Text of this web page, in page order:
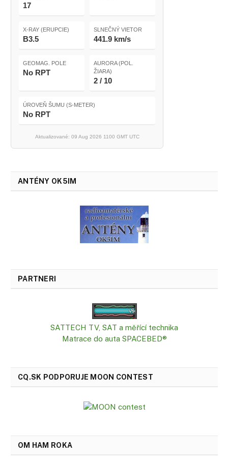
17
X-RAY (ERUPCIE)
B3.5
SLNEČNÝ VIETOR
441.9 km/s
GEOMAG. POLE
No RPT
AURORA (POL.
ŽIARA)
2 / 10
ÚROVEŇ ŠUMU (S-METER)
No RPT
Aktualizované: 09 Aug 2026 1100 GMT UTC
ANTÉNY OK5IM
PARTNERI
SATTECH TV, SAT a měřící technika
Matrace do auta SPACEBED®
CQ.SK PODPORUJE MOON CONTEST
OM HAM ROKA